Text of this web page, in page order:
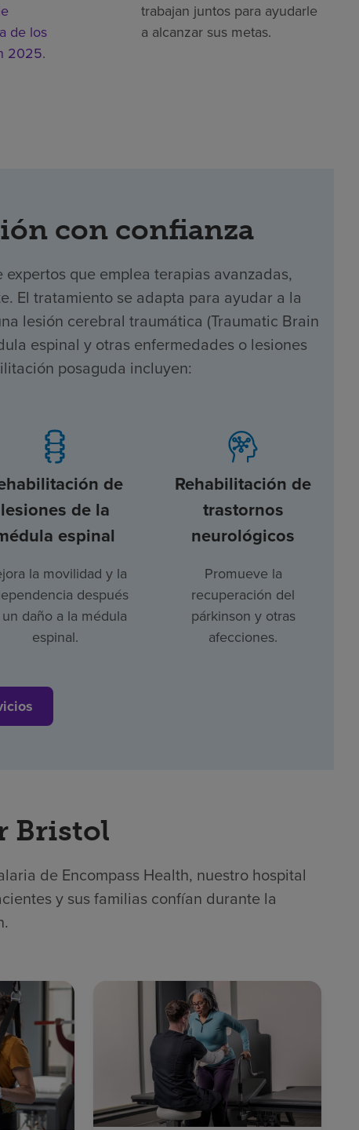
de los
2025.
trabajan juntos para ayudarle
a alcanzar sus metas.
con confianza
que emplea terapias avanzadas,
El tratamiento se adapta para ayudar a la
lesión cerebral traumática (Traumatic Brain
espinal y otras enfermedades o lesiones
posaguda incluyen:
de
lesiones de la
espinal
la movilidad y la
después
daño a la médula
espinal.
Rehabilitación de
trastornos
neurológicos
Promueve la
recuperación del
párkinson y otras
afecciones.
Bristol
de Encompass Health, nuestro hospital
y sus familias confían durante la